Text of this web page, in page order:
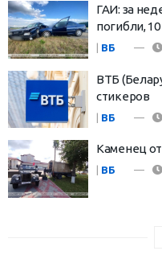
ГАИ: за
погибли,
ВБ
ВТБ
стикеров
| ВБ
Каменец
ВБ